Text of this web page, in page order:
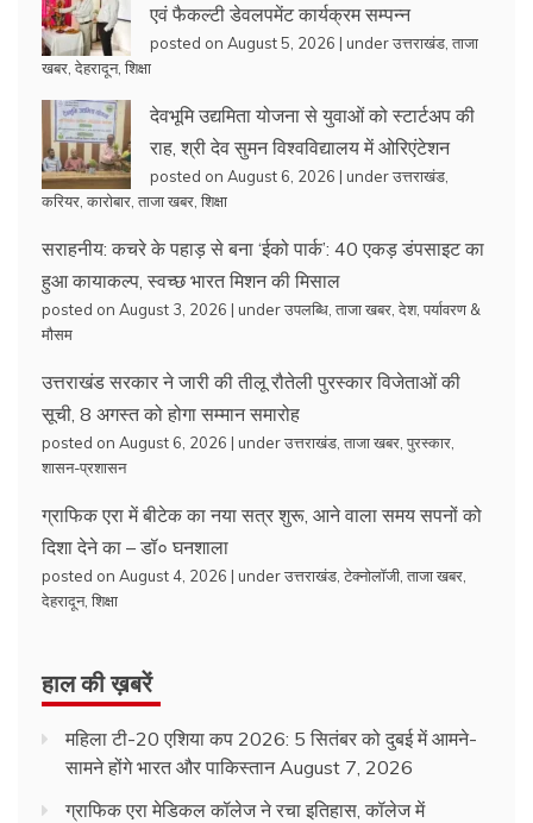
एवं फैकल्टी डेवलपमेंट कार्यक्रम सम्पन्न
posted on August 5, 2026 | underउत्तराखंड ताजा
खबर देहरादून, शिक्षा
देवभूमि उद्यमिता योजना से युवाओं को स्टार्टअप की
राह, श्री देव सुमन विश्वविद्यालय में ओरिएंटेशन
posted on August 6, 2026 | underउत्तराखंड
करियर कारोबार ताजा खबर शिक्षा
सराहनीय: कचरे के पहाड़ से बना ‘ईको पार्क’: 40 एकड़ डंपसाइट का
हुआ कायाकल्प, स्वच्छ भारत मिशन की मिसाल
posted on August 3, 2026 | underउपलब्धि ताजा खबर देश, पर्यावरण &
मौसम
उत्तराखंड सरकार ने जारी की तीलू रौतेली पुरस्कार विजेताओं की
सूची, 8 अगस्त को होगा सम्मान समारोह
posted on August 6, 2026 | underउत्तराखंड ताजा खबर पुरस्कार
शासन-प्रशासन
ग्राफिक एरा में बीटेक का नया सत्र शुरू, आने वाला समय सपनों को
दिशा देने का – डॉ० घनशाला
posted on August 4, 2026 | underउत्तराखंड टेक्नोलॉजी ताजा खबर
देहरादून, शिक्षा
हाल की ख़बरें
महिला टी-20 एशिया कप 2026: 5 सितंबर को दुबई में आमने-
सामने होंगे भारत और पाकिस्तान August 7, 2026
ग्राफिक एरा मेडिकल कॉलेज ने रचा इतिहास, कॉलेज में